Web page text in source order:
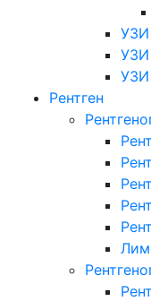
УЗИ
УЗИ
УЗИ
Рентген